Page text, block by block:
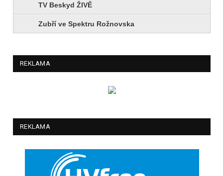
TV Beskyd ŽIVĚ
Zubří ve Spektru Rožnovska
REKLAMA
REKLAMA